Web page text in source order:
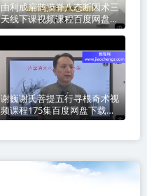
由利成扁鹊摸脊八态断因术三
天线下课视频课程百度网盘下
载学习
谢巍谢氏菩提五行寻根奇术视
频课程175集百度网盘下载学
习